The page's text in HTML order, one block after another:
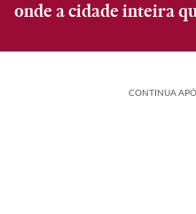
onde a cidade inteira
CONTINUA